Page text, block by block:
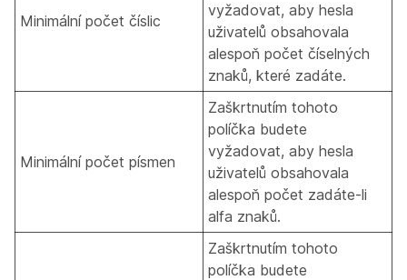
Minimální počet číslic
vyžadovat, aby hesla
uživatelů obsahovala
alespoň počet číselných
znaků, které zadáte.
Minimální počet písmen
Zaškrtnutím tohoto
políčka budete
vyžadovat, aby hesla
uživatelů obsahovala
alespoň počet zadáte-li
alfa znaků.
Zaškrtnutím tohoto
políčka budete